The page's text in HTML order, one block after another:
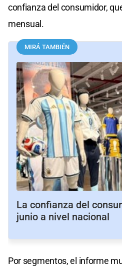
confianza del consumidor,
mensual.
MIRÁ TAMBIÉN
La confianza del
junio a nivel nacional
Por segmentos, el informe